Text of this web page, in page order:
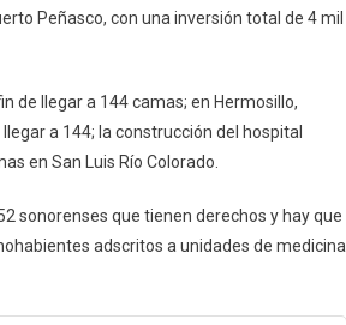
Peñasco, con una inversión total de 4 mil
de llegar a 144 camas; en Hermosillo,
a 144; la construcción del hospital
en San Luis Río Colorado.
sonorenses que tienen derechos y hay que
adscritos a unidades de medicina